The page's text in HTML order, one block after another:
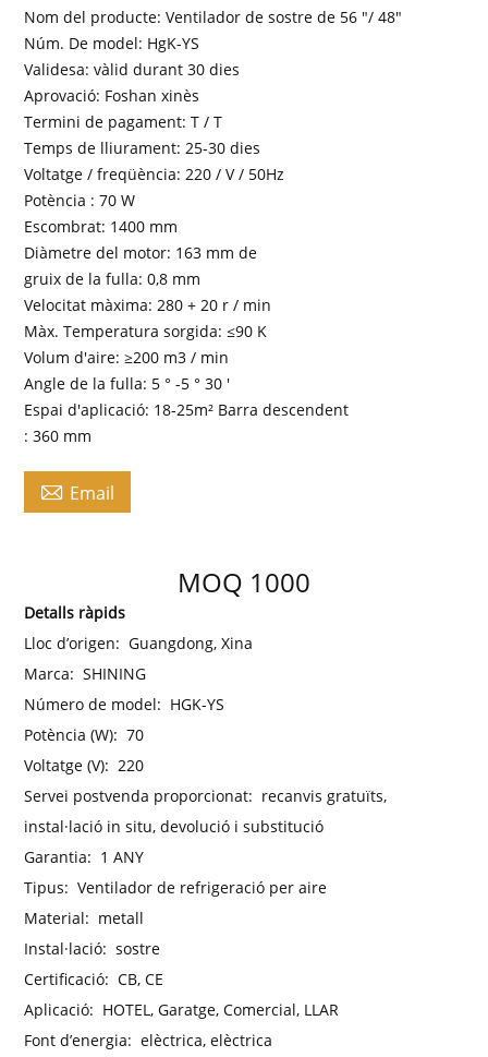
Nom del producte: Ventilador de sostre de 56 "/ 48"
Núm. De model: HgK-YS
Validesa: vàlid durant 30 dies
Aprovació: Foshan xinès
Termini de pagament: T / T
Temps de lliurament: 25-30 dies
Voltatge / freqüència: 220 / V / 50Hz
Potència : 70 W
Escombrat: 1400 mm
Diàmetre del motor: 163 mm de
gruix de la fulla: 0,8 mm
Velocitat màxima: 280 + 20 r / min
Màx. Temperatura sorgida: ≤90 K
Volum d'aire: ≥200 m3 / min
Angle de la fulla: 5 ° -5 ° 30 '
Espai d'aplicació: 18-25m² Barra descendent
: 360 mm
 Email
MOQ 1000
Detalls ràpids
Lloc d’origen: Guangdong, Xina
Marca: SHINING
Número de model: HGK-YS
Potència (W): 70
Voltatge (V): 220
Servei postvenda proporcionat: recanvis gratuïts,
instal·lació in situ, devolució i substitució
Garantia: 1 ANY
Tipus: Ventilador de refrigeració per aire
Material: metall
Instal·lació: sostre
Certificació: CB, CE
Aplicació: HOTEL, Garatge, Comercial, LLAR
Font d’energia: elèctrica, elèctrica